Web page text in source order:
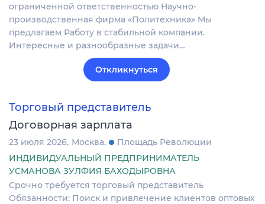
ограниченной ответственностью Научно-
производственная фирма «Политехника» Мы
предлагаем Работу в стабильной компании.
Интересные и разнообразные задачи…
Откликнуться
Торговый представитель
Договорная зарплата
23 июля 2026 Москва
Площадь Революции
ИНДИВИДУАЛЬНЫЙ ПРЕДПРИНИМАТЕЛЬ
УСМАНОВА ЗУЛФИЯ БАХОДЫРОВНА
Срочно требуется торговый представитель
Обязанности: Поиск и привлечение клиентов оптовых